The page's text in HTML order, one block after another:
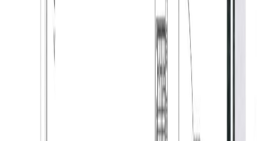
– nabij de uitvalswegen richting de omliggende dorpen
en steden;
– het houden van huisdieren in het appartement is niet
toegestaan;
– servicekosten € 25,- per maand (o.a. elektra en
schoonmaak gemeenschappelijke ruimtes, afval &